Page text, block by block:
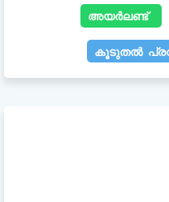
അയർലണ്ട്
കൂടുതൽ